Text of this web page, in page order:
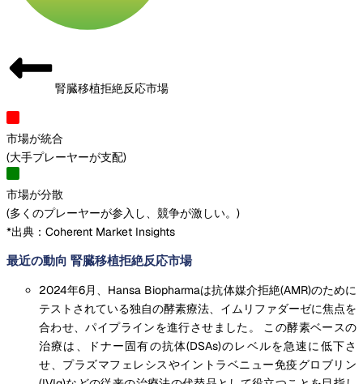
腎臓移植拒絶反応市場
市場が統合
(大手プレーヤーが支配)
市場が分散
(多くのプレーヤーが参入し、競争が激しい。 )
*出典：Coherent Market Insights
最近の動向 腎臓移植拒絶反応市場
2024年6月、Hansa Biopharmaは抗体媒介拒絶(AMR)のために
テストされている独自の酵素療法、イムリファダーゼに焦点を
合わせ、パイプラインを進行させました。 この酵素ベースの
治療は、ドナー固有の抗体(DSAs)のレベルを急速に低下さ
せ、プラズマフェレシスやイントラベニュー免疫グロブリン